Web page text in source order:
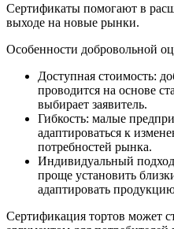
Сертификаты помогают в
выходе на новые рынки.
Особенности добровольной
Доступная стоимость:
проводится на основе
выбирает заявитель.
Гибкость: малые
адаптироваться к
потребностей рынка.
Индивидуальный
проще установить
адаптировать
Сертификация тортов может